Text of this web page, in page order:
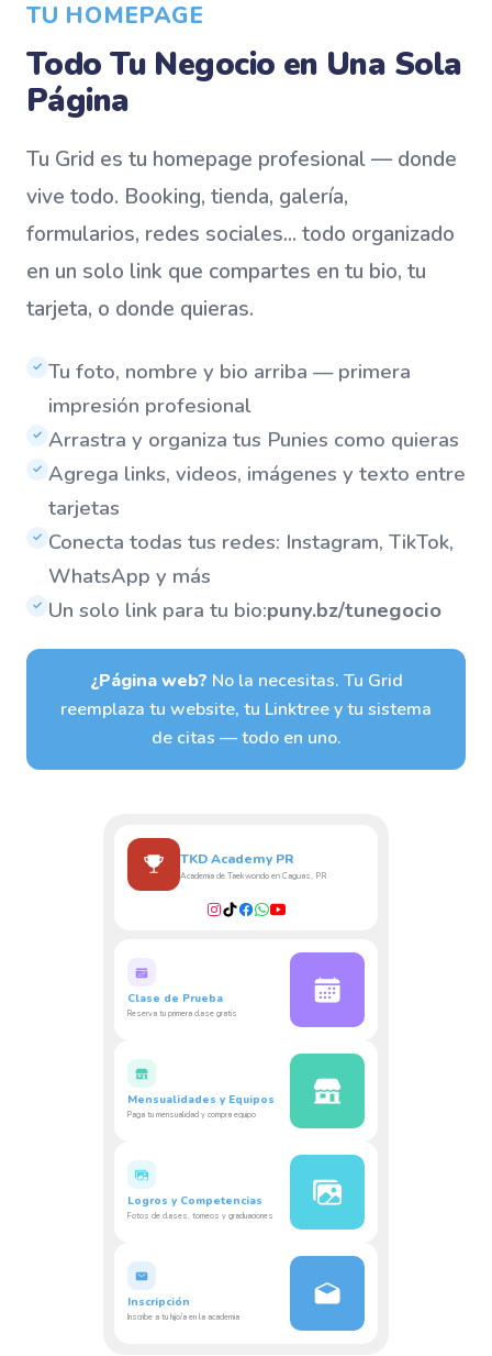
TU HOMEPAGE
Todo Tu Negocio en Una Sola
Página
Tu Grid es tu homepage profesional — donde
vive todo. Booking, tienda, galería,
formularios, redes sociales... todo organizado
en un solo link que compartes en tu bio, tu
tarjeta, o donde quieras.
✓ Tu foto, nombre y bio arriba — primera
impresión profesional
✓ Arrastra y organiza tus Punies como quieras
✓ Agrega links, videos, imágenes y texto entre
tarjetas
✓ Conecta todas tus redes: Instagram, TikTok,
WhatsApp y más
✓ Un solo link para tu bio:puny.bz/tunegocio
¿Página web? No la necesitas. Tu Grid
reemplaza tu website, tu Linktree y tu sistema
de citas — todo en uno.
TKD Academy PR
Academia de Taekwondo en Caguas, PR
Clase de Prueba
Reserva tu primera clase gratis
Mensualidades y Equipos
Paga tu mensualidad y compra equipo
Logros y Competencias
Fotos de clases, torneos y graduaciones
Inscripción
Inscribe a tu hijo/a en la academia